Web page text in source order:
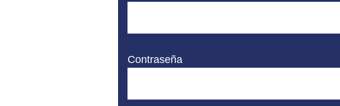
Contraseña